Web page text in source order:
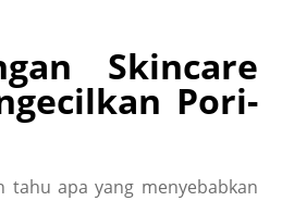
Skincare
Pori-
tahu apa yang menyebabkan